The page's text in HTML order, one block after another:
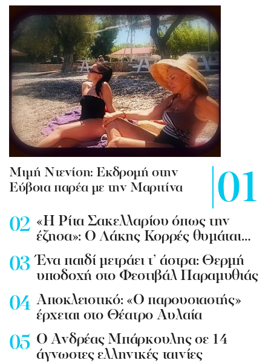
Mιμή Ντενίση: Εκδρομή στην
Εύβοια παρέα με την Μαριτίνα
«Η Ρίτα Σακελλαρίου όπως την
έζησα»: Ο Λάκης Κορρές θυμάται…
Ένα παιδί μετράει τ’ άστρα: Θερμή
υποδοχή στο Φεστιβάλ Παραμυθιάς
Aποκλειστικό: «Ο παρουσιαστής»
έρχεται στο Θέατρο Αυλαία
Ο Ανδρέας Μπάρκουλης σε 14
άγνωστες ελληνικές ταινίες